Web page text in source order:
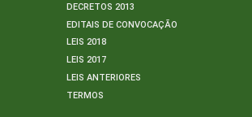
DECRETOS 2013
EDITAIS DE CONVOCAÇÃO
LEIS 2018
LEIS 2017
LEIS ANTERIORES
TERMOS